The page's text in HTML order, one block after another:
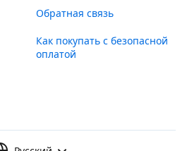
Обратная связь
Как покупать с безопасной
оплатой